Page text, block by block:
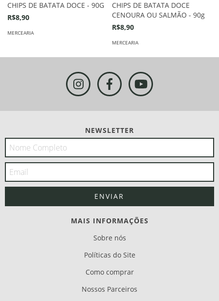
CHIPS DE BATATA DOCE - 90G
R$8,90
MERCEARIA
CHIPS DE BATATA DOCE
CENOURA OU SALMÃO - 90g
R$8,90
MERCEARIA
NEWSLETTER
MAIS INFORMAÇÕES
Sobre nós
Políticas do Site
Como comprar
Nossos Parceiros